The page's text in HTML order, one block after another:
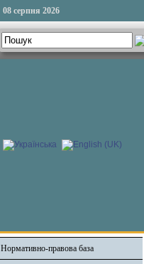
08 серпня 2026
Нормативно-правова база